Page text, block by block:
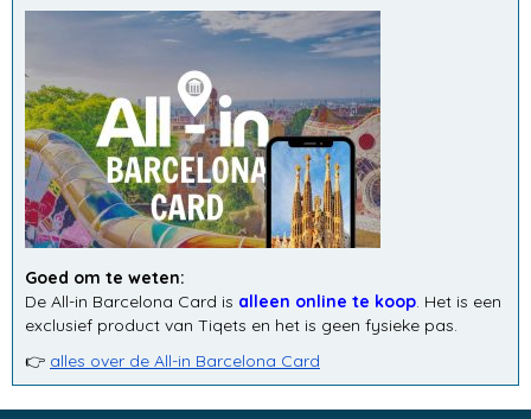
Goed om te weten:
De All-in Barcelona Card is alleen online te koop. Het is een
exclusief product van Tiqets en het is geen fysieke pas.
👉 alles over de All-in Barcelona Card